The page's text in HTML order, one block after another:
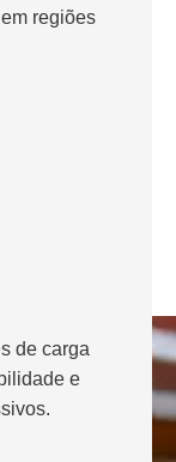
regiões
de carga
e